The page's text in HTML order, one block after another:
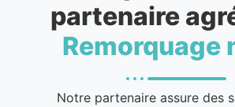
partenaire
Remorquage
Notre partenaire assure des